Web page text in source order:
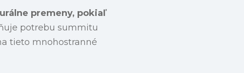
premeny, pokiaľ
potrebu summitu
tieto mnohostranné